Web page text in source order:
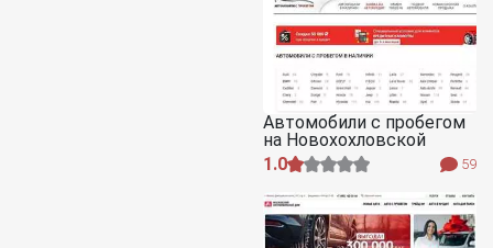
Автомобили с пробегом
на Новохохловской
1.0
59